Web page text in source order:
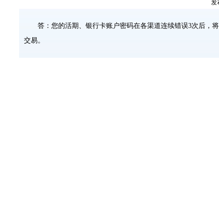
发
答：您的活期、银行卡账户密码在各渠道连续错误3次后，
交易。